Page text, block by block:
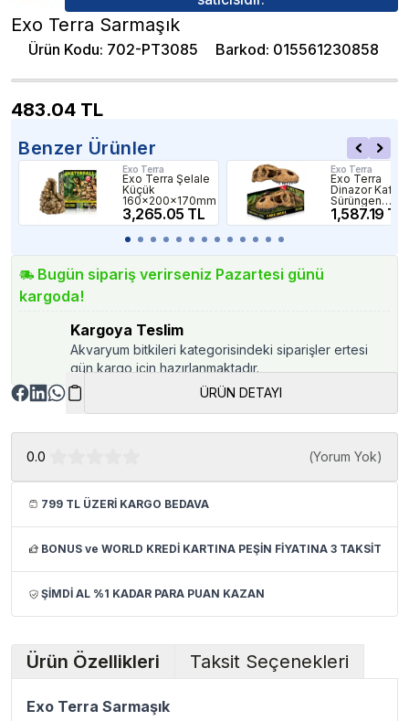
Exo Terra Sarmaşık
Ürün Kodu: 702-PT3085 Barkod: 015561230858
483.04 TL
Benzer Ürünler
Exo Terra
Exo Terra Şelale
Küçük
160x200x170mm
3,265.05 TL
Exo Terra
Exo Terra
Dinazor
Sürüngen
Yuvası Dekor
1,587.19 TL
Bugün sipariş verirseniz Pazartesi günü
kargoda!
Kargoya Teslim
Akvaryum bitkileri kategorisindeki siparişler ertesi
gün kargo için hazırlanmaktadır.
ÜRÜN DETAYI
0.0 (Yorum Yok)
799 TL ÜZERİ KARGO BEDAVA
BONUS ve WORLD KREDİ KARTINA PEŞİN FİYATINA 3 TAKSİT
ŞİMDİ AL %1 KADAR PARA PUAN KAZAN
Ürün Özellikleri Taksit Seçenekleri
Exo Terra Sarmaşık